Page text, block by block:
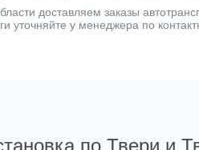
доставляем заказы
уточняйте у менеджера по
по Твери и